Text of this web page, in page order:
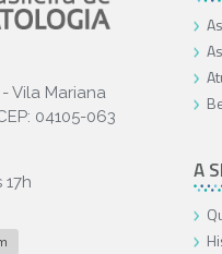
Vila Mariana
04105-063
A